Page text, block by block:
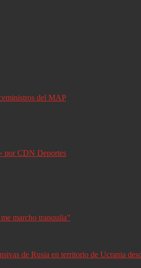
del MAP
por CDN Deportes
marcho tranquila”
de Rusia en territorio de Ucrania